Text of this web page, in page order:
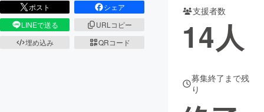
ポスト
シェア
LINEで送る
URLコピー
埋め込み
QRコード
支援者数
14人
募集終了まで残
り